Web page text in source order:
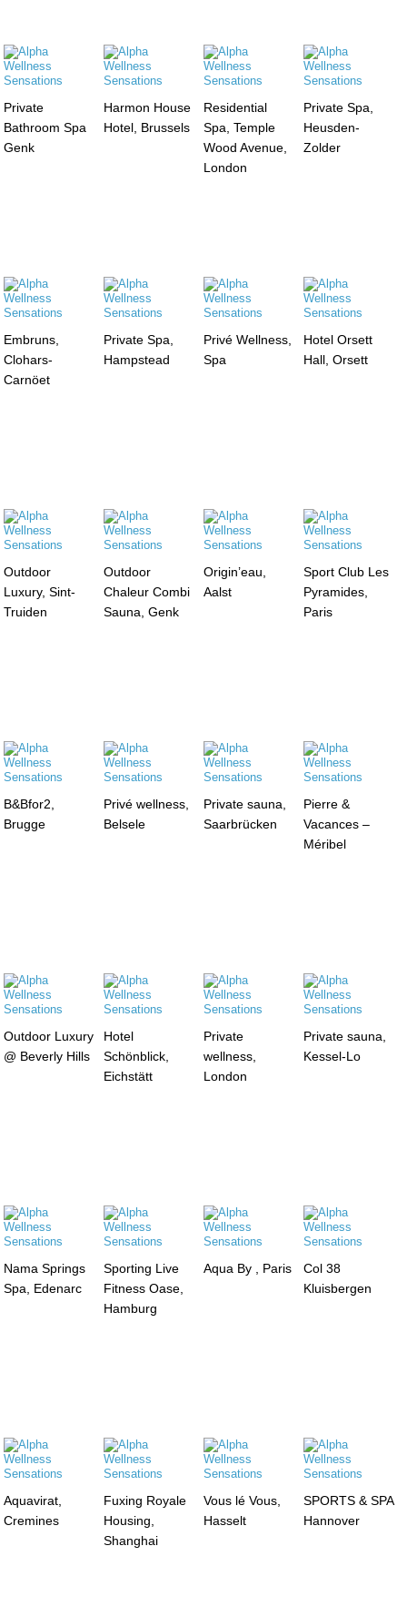
Private
Bathroom Spa
Genk
Harmon House
Hotel, Brussels
Residential
Spa, Temple
Wood Avenue,
London
Private Spa,
Heusden-
Zolder
Embruns,
Clohars-
Carnöet
Private Spa,
Hampstead
Privé Wellness,
Spa
Hotel Orsett
Hall, Orsett
Outdoor
Luxury, Sint-
Truiden
Outdoor
Chaleur Combi
Sauna, Genk
Origin’eau,
Aalst
Sport Club Les
Pyramides,
Paris
B&Bfor2,
Brugge
Privé wellness,
Belsele
Private sauna,
Saarbrücken
Pierre &
Vacances –
Méribel
Outdoor Luxury
@ Beverly Hills
Hotel
Schönblick,
Eichstätt
Private
wellness,
London
Private sauna,
Kessel-Lo
Nama Springs
Spa, Edenarc
Sporting Live
Fitness Oase,
Hamburg
Aqua By , Paris
Col 38
Kluisbergen
Aquavirat,
Cremines
Fuxing Royale
Housing,
Shanghai
Vous lé Vous,
Hasselt
SPORTS & SPA
Hannover